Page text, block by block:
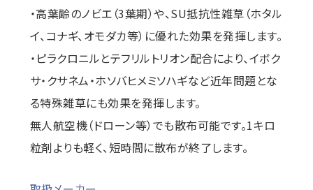
・高葉齢のノビエ（3葉期）や、SU抵抗性雑草（ホタル
イ、コナギ、オモダカ等）に優れた効果を発揮します。
・ピラクロニルとテフリルトリオン配合により、イボク
サ・クサネム・ホソバヒメミソハギなど近年問題とな
る特殊雑草にも効果を発揮します。
無人航空機（ドローン等）でも散布可能です。1キロ
粒剤よりも軽く、短時間に散布が終了します。